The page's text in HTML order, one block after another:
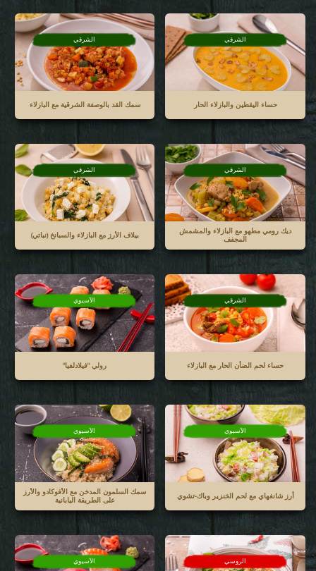
الشرقي
حساء اليقطين والبازلاء الحار
الشرقي
سمك القد بالوصفة الشرقية مع البازلاء
الشرقي
ديك رومي مطهو مع البازلاء والمشمش
المجفف
الشرقي
بيلاف الأرز مع البازلاء والسبانخ (نباتي)
الشرقي
حساء لحم الضأن الحار مع البازلاء
الآسيوي
رولي "فيلادلفيا"
الآسيوي
أرز شانغهاي مع لحم الخنزير وباك-تشوي
الآسيوي
سمك السلمون المدخن مع الأفوكادو والأرز
على الطريقة اليابانية
الروسي الآسيوي